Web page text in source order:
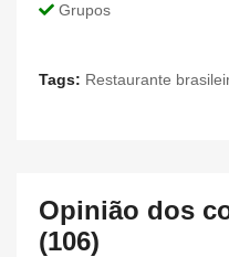
Grupos
Tags: Restaurante
Opinião dos
(106)